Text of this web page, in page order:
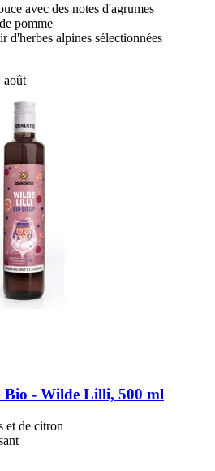
avec des notes d'agrumes
pomme
d'herbes alpines sélectionnées
août
Bio -​ Wilde Lilli, 500 ml
et de citron